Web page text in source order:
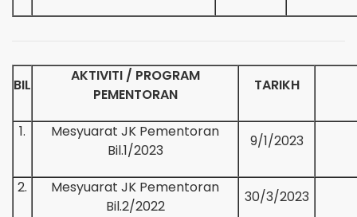
BIL
AKTIVITI / PROGRAM
PEMENTORAN
TARIKH
1.
Mesyuarat JK Pementoran
Bil.1/2023
9/1/2023
2.
Mesyuarat JK Pementoran
Bil.2/2022
30/3/2023